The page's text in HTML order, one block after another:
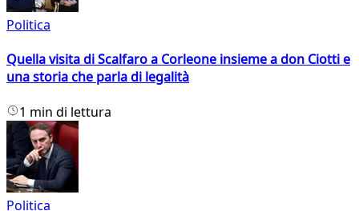
Politica
Quella visita di Scalfaro a Corleone insieme a don Ciotti e
una storia che parla di legalità
1 min di lettura
Politica